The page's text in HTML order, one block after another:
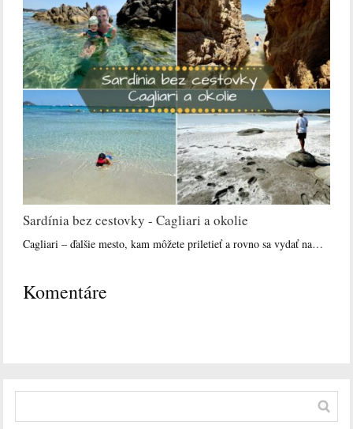
Sardínia bez cestovky - Cagliari a okolie
Cagliari – ďalšie mesto, kam môžete priletieť a rovno sa vydať na…
Komentáre